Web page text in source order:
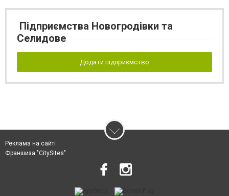
Підприємства Новогродівки та
Селидове
Додати підприємство
Реклама на сайті
Франшиза "CitySites"